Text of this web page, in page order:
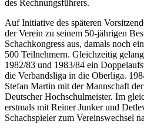
des Rechnungsführers.
Auf Initiative des späteren
der Verein zu seinem 50-jährigen
Schachkongress aus, damals noch
500 Teilnehmern. Gleichzeitig
1982/83 und 1983/84 ein
die Verbandsliga in die Oberliga.
Stefan Martin mit der Mannschaft
Deutscher Hochschulmeister. Im
erstmals mit Reiner Junker und
Schachspieler zum Vereinswechsel